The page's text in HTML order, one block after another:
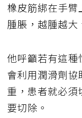
橡皮筋綁在手
腫脹，越腫越大
他呼籲若有這種
會利用潤滑劑協
重，患者就必須
要切除。